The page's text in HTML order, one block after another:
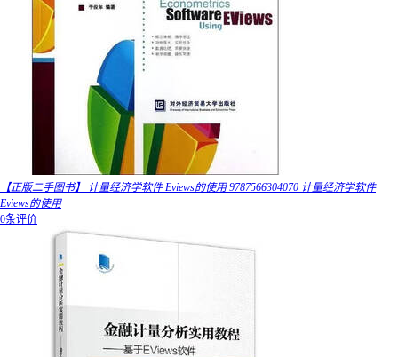
【正版二手图书】 计量经济学软件 Eviews的使用 9787566304070 计量经济学软件
Eviews的使用
0条评价